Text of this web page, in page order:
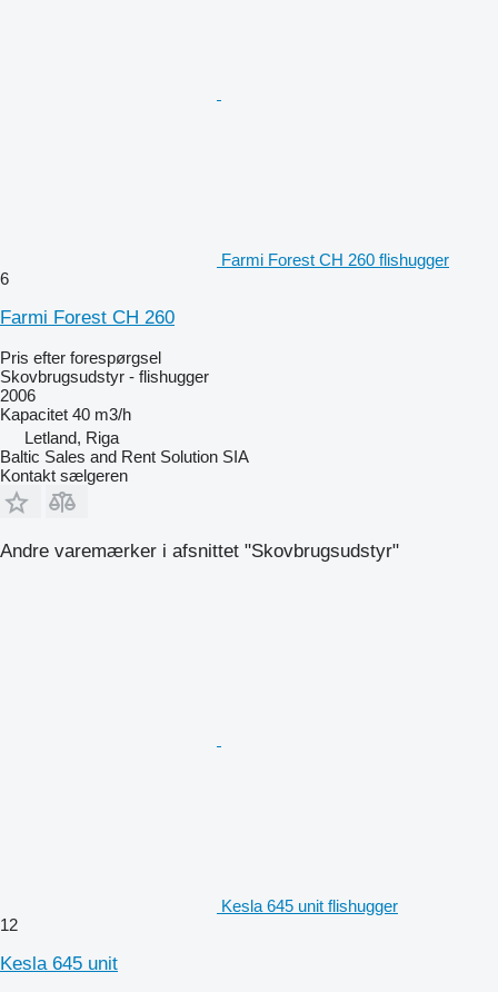
Farmi Forest CH 260 flishugger
6
Farmi Forest CH 260
Pris efter forespørgsel
Skovbrugsudstyr - flishugger
2006
Kapacitet 40 m3/h
Letland, Riga
Baltic Sales and Rent Solution SIA
Kontakt sælgeren
Andre varemærker i afsnittet "Skovbrugsudstyr"
Kesla 645 unit flishugger
12
Kesla 645 unit